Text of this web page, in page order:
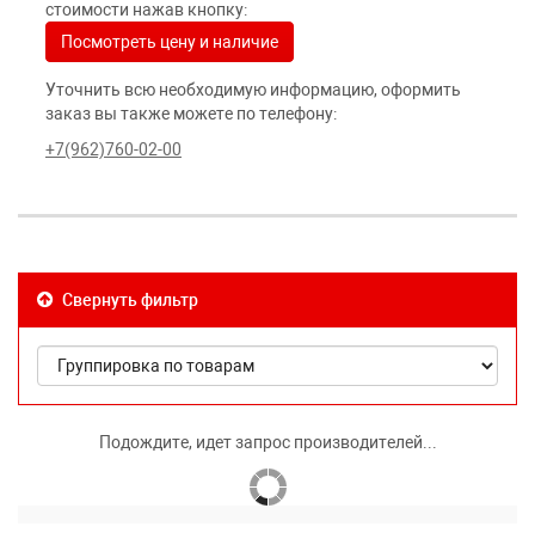
стоимости нажав кнопку:
Посмотреть цену и наличие
Уточнить всю необходимую информацию, оформить
заказ вы также можете по телефону:
+7(962)760-02-00
Свернуть фильтр
Подождите, идет запрос производителей...